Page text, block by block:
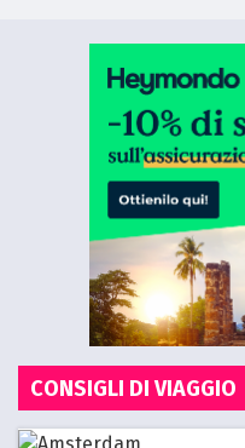
CONSIGLI DI VIAGGIO